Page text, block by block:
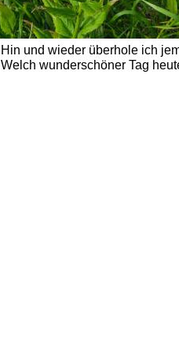
Hin und wieder überhole ich
Welch wunderschöner Tag